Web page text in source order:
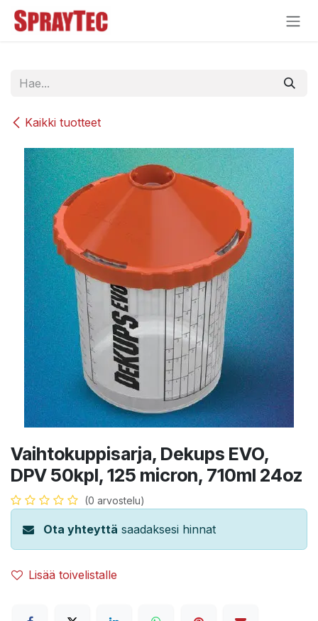
Siirry sisältöön
Kaikki tuotteet
Vaihtokuppisarja, Dekups EVO,
DPV 50kpl, 125 micron, 710ml 24oz
(0 arvostelu)
Ota yhteyttä saadaksesi hinnat
Lisää toivelistalle